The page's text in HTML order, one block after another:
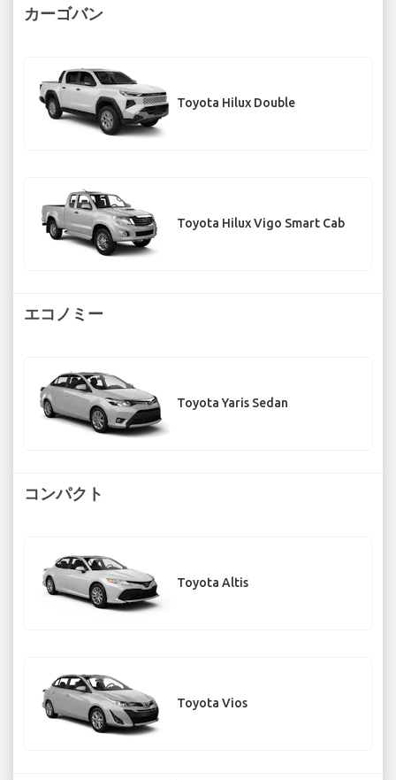
カーゴバン
Toyota Hilux Double
Toyota Hilux Vigo Smart Cab
エコノミー
Toyota Yaris Sedan
コンパクト
Toyota Altis
Toyota Vios